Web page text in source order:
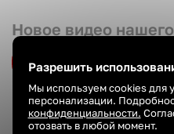
Новое видео
Разрешить
Мы используем cookies для
персонализации.
конфиденциальности.
отозвать в любой момент.